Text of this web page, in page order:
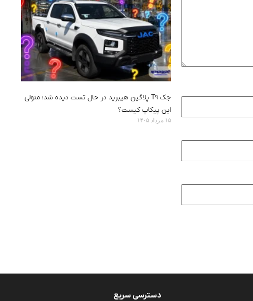
جک T9 پلاگین هیبرید در حال تست دیده شد؛ متولی
این پیکاپ کیست؟
۱۵ مرداد ۱۴۰۵
دسترسی سریع